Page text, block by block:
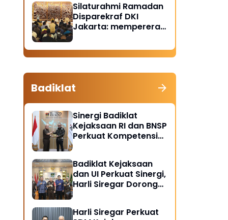
Piatu
Silaturahmi Ramadan
Disparekraf DKI
Jakarta: mempererat
soliditas
Badiklat
Sinergi Badiklat
Kejaksaan RI dan BNSP
Perkuat Kompetensi
Badiklat Kejaksaan
dan UI Perkuat Sinergi,
Harli Siregar Dorong
Harli Siregar Perkuat